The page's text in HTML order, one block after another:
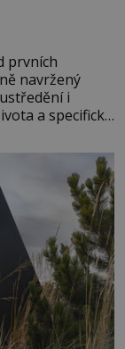
prvních
navržený
i
a specifické
měl působit
je